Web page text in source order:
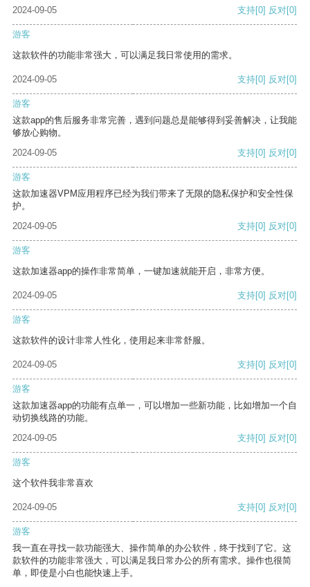
2024-09-05 支持[0] 反对[0]
游客
这款软件的功能非常强大，可以满足我日常使用的需求。
2024-09-05 支持[0] 反对[0]
游客
这款app的售后服务非常完善，遇到问题总是能够得到妥善解决，让我能
够放心购物。
2024-09-05
支持[0] 反对[0]
游客
这款加速器VPM应用程序已经为我们带来了无限的隐私保护和安全性保
护。
2024-09-05
支持[0] 反对[0]
游客
这款加速器app的操作非常简单，一键加速就能开启，非常方便。
2024-09-05 支持[0] 反对[0]
游客
这款软件的设计非常人性化，使用起来非常舒服。
2024-09-05 支持[0] 反对[0]
游客
这款加速器app的功能有点单一，可以增加一些新功能，比如增加一个自
动切换线路的功能。
2024-09-05
支持[0] 反对[0]
游客
这个软件我非常喜欢
2024-09-05 支持[0] 反对[0]
游客
我一直在寻找一款功能强大、操作简单的办公软件，终于找到了它。这
款软件的功能非常强大，可以满足我日常办公的所有需求。操作也很简
单，即使是小白也能快速上手。